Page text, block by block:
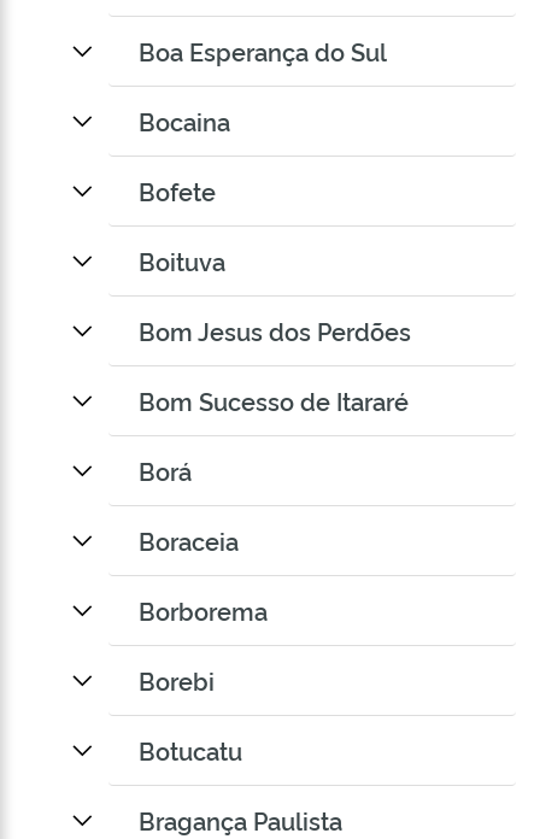
Boa Esperança do Sul
Bocaina
Bofete
Boituva
Bom Jesus dos Perdões
Bom Sucesso de Itararé
Borá
Boraceia
Borborema
Borebi
Botucatu
Bragança Paulista